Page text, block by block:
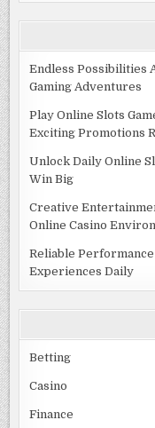
Endless Possibilities
Gaming Adventures
Play Online Slots
Exciting Promotions
Unlock Daily Online
Win Big
Creative
Online Casino
Reliable
Experiences Daily
Betting
Casino
Finance